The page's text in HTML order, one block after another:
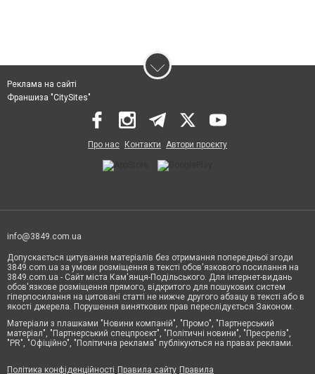
Реклама на сайті
Франшиза "CitySites"
Про нас Контакти Автори проєкту
info@3849.com.ua
Допускається цитування матеріалів без отримання попередньої згоди
3849.com.ua за умови розміщення в тексті обов'язкового посилання на
3849.com.ua - Сайт міста Кам'янця-Подільського. Для інтернет-видань
обов'язкове розміщення прямого, відкритого для пошукових систем
гіперпосилання на цитовані статті не нижче другого абзацу в тексті або в
якості джерела. Порушення виняткових прав переслідується Законом.
Матеріали з плашками "Новини компаній", "Промо", "Партнерський
матеріал", "Партнерський спецпроєкт", "Політичні новини", "Пресреліз",
"PR", "Офіційно", "Політична реклама" публікуються на правах реклами.
Політика конфіденційності Правила сайту Правила